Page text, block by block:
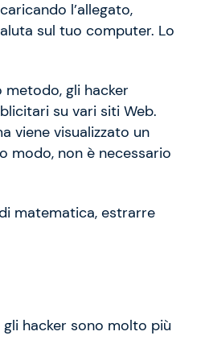
l’allegato,
sul tuo computer. Lo
gli hacker
su vari siti Web.
viene visualizzato un
modo, non è necessario
matematica, estrarre
hacker sono molto più